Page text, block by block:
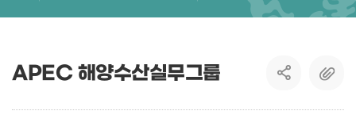
APEC 해양수산실무그룹